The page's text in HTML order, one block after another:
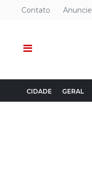
Contato Anuncie
CIDADE GERAL